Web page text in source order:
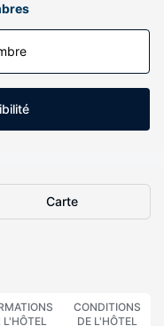
Carte
L'HÔTEL
CONDITIONS
DE L'HÔTEL